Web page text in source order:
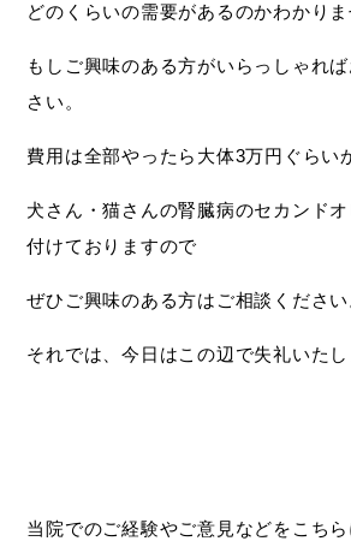
どのくらいの需要があるのかわかり
もしご興味のある方がいらっしゃれ
さい。
費用は全部やったら大体3万円ぐらい
犬さん・猫さんの腎臓病のセカンド
付けておりますので
ぜひご興味のある方はご相談ください
それでは、今日はこの辺で失礼いたし
当院でのご経験やご意見などをこち